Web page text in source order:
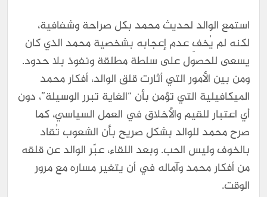
استمع الوالد لحديث محمد بكل صراحة وشفافية،
لكنه لم يُخفِ عدم إعجابه بشخصية محمد الذي كان
يسعى للحصول على سلطة مطلقة ونفوذ بلا حدود.
ومن بين الأمور التي أثارت قلق الوالد، أفكار محمد
الميكافيلية التي تؤمن بأن “الغاية تبرر الوسيلة”، دون
أي اعتبار للقيم والأخلاق في العمل السياسي، كما
صرح محمد للوالد بشكل صريح بأن الشعوب تُقاد
بالخوف وليس الحب. وبعد اللقاء، عبّر الوالد عن قلقه
من أفكار محمد وآماله في أن يتغير مساره مع مرور
الوقت.